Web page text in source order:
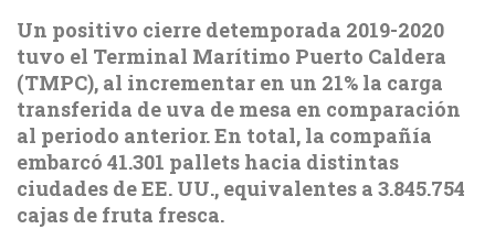
Un positivo cierre detemporada 2019-2020
tuvo el Terminal Marítimo Puerto Caldera
(TMPC), al incrementar en un 21% la carga
transferida de uva de mesa en comparación
al periodo anterior. En total, la compañía
embarcó 41.301 pallets hacia distintas
ciudades de EE. UU., equivalentes a 3.845.754
cajas de fruta fresca.